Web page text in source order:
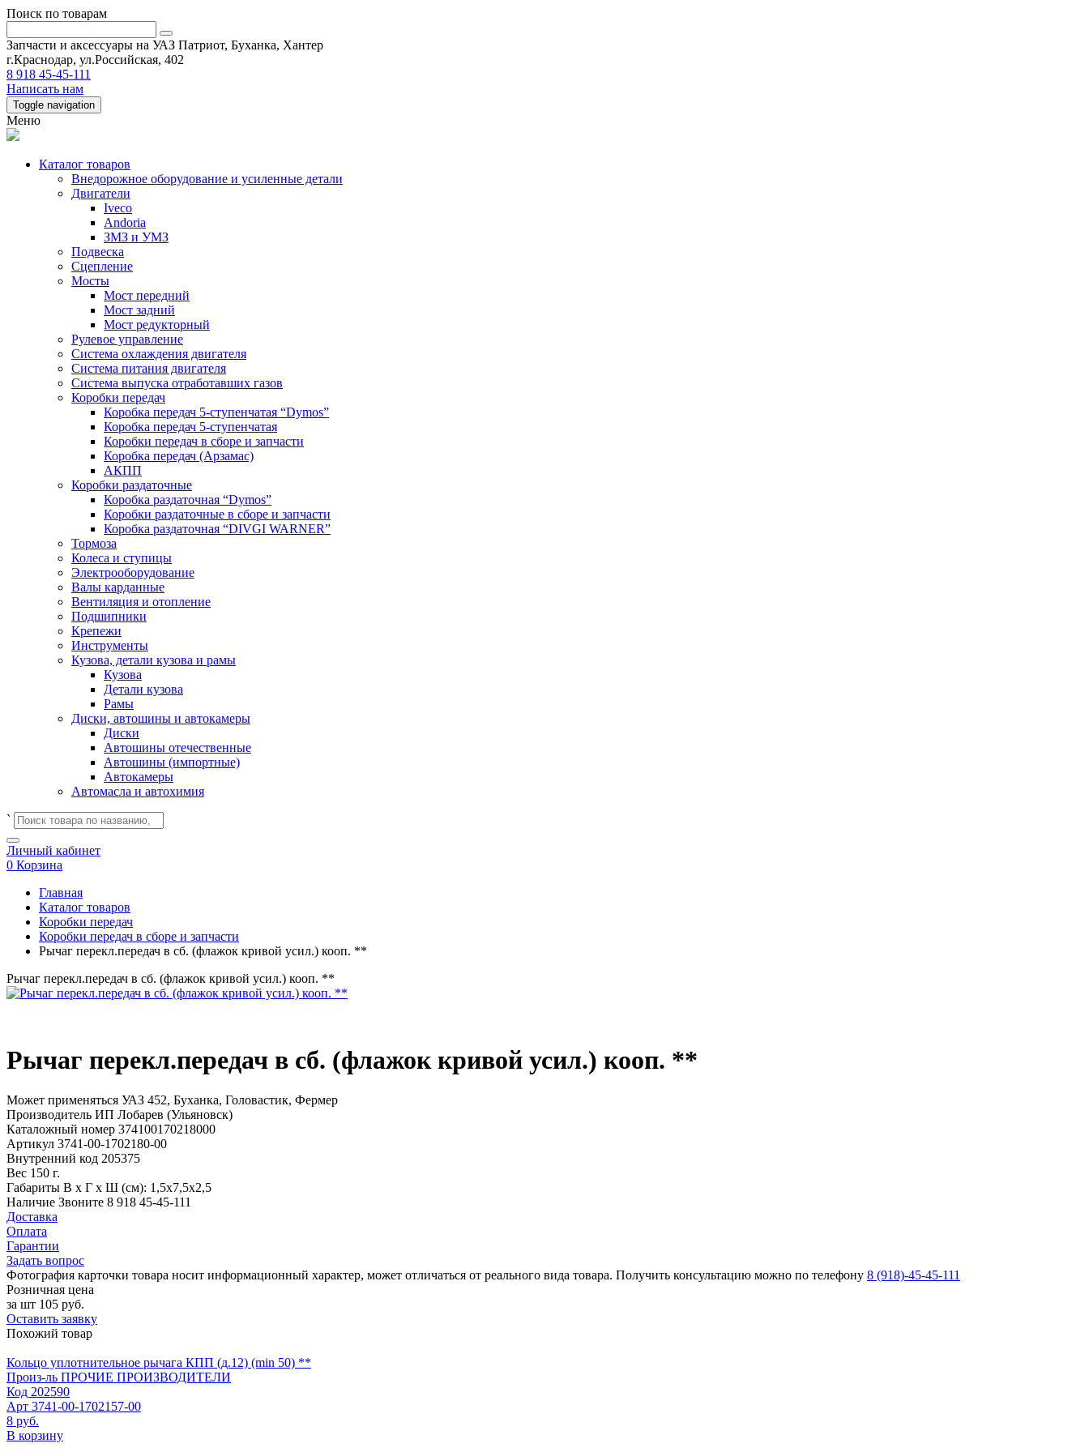
Поиск по товарам
Запчасти и аксессуары на УАЗ Патриот, Буханка, Хантер
г.Краснодар, ул.Российская, 402
8 918 45-45-111
Написать нам
Toggle navigation
Меню
Каталог товаров
Внедорожное оборудование и усиленные детали
Двигатели
Iveco
Andoria
ЗМЗ и УМЗ
Подвеска
Сцепление
Мосты
Мост передний
Мост задний
Мост редукторный
Рулевое управление
Система охлаждения двигателя
Система питания двигателя
Система выпуска отработавших газов
Коробки передач
Коробка передач 5-ступенчатая “Dymos”
Коробка передач 5-ступенчатая
Коробки передач в сборе и запчасти
Коробка передач (Арзамас)
АКПП
Коробки раздаточные
Коробка раздаточная “Dymos”
Коробки раздаточные в сборе и запчасти
Коробка раздаточная “DIVGI WARNER”
Тормоза
Колеса и ступицы
Электрооборудование
Валы карданные
Вентиляция и отопление
Подшипники
Крепежи
Инструменты
Кузова, детали кузова и рамы
Кузова
Детали кузова
Рамы
Диски, автошины и автокамеры
Диски
Автошины отечественные
Автошины (импортные)
Автокамеры
Автомасла и автохимия
`
Личный кабинет
0 Корзина
Главная
Каталог товаров
Коробки передач
Коробки передач в сборе и запчасти
Рычаг перекл.передач в сб. (флажок кривой усил.) кооп. **
Рычаг перекл.передач в сб. (флажок кривой усил.) кооп. **
Рычаг перекл.передач в сб. (флажок кривой усил.) кооп. **
Может применяться УАЗ 452, Буханка, Головастик, Фермер
Производитель ИП Лобарев (Ульяновск)
Каталожный номер 374100170218000
Артикул 3741-00-1702180-00
Внутренний код 205375
Вес 150 г.
Габариты В х Г х Ш (см): 1,5х7,5х2,5
Наличие Звоните 8 918 45-45-111
Доставка
Оплата
Гарантии
Задать вопрос
Фотография карточки товара носит информационный характер, может отличаться от реального вида товара. Получить консультацию можно по телефону 8 (918)-45-45-111
Розничная цена
за шт 105 руб.
Оставить заявку
Похожий товар
Кольцо уплотнительное рычага КПП (д.12) (min 50) **
Произ-ль ПРОЧИЕ ПРОИЗВОДИТЕЛИ
Код 202590
Арт 3741-00-1702157-00
8 руб.
В корзину